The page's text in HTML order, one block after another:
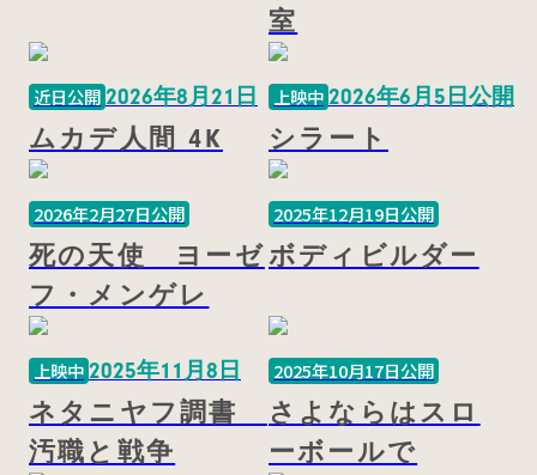
室
近日公開2026年8月21日
ムカデ人間 4K
上映中2026年6月5日公開
シラート
2026年2月27日公開
死の天使 ヨーゼ
フ・メンゲレ
2025年12月19日公開
ボディビルダー
上映中2025年11月8日
ネタニヤフ調書
汚職と戦争
2025年10月17日公開
さよならはスロ
ーボールで